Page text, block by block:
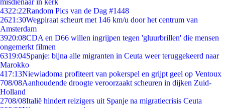
misdienaar in kerk
4322:22Random Pics van de Dag #1448
2621:30Wegpiraat scheurt met 146 km/u door het centrum van
Amsterdam
3920:08CDA en D66 willen ingrijpen tegen 'gluurbrillen' die mensen
ongemerkt filmen
6319:04Spanje: bijna alle migranten in Ceuta weer teruggekeerd naar
Marokko
417:13Niewiadoma profiteert van pokerspel en grijpt geel op Ventoux
708/08Aanhoudende droogte veroorzaakt scheuren in dijken Zuid-
Holland
2708/08Italië hindert reizigers uit Spanje na migratiecrisis Ceuta